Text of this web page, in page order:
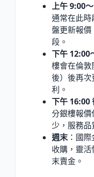
上午 9:00
通常在此
盤更新報
段。
下午 12:00
樓會在倫
後）後再
利。
下午 16:00
分銀樓報
少，服務品
週末：國際
收購，靈
末賣金。